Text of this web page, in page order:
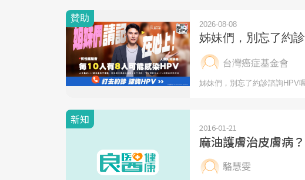
新知
2016-01-21
麻油護膚治皮膚病
駱慧雯